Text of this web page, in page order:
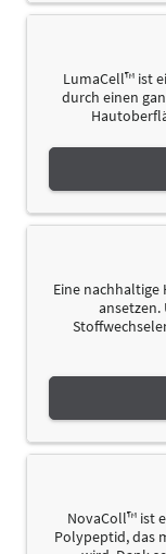
LumaCell™ ist
durch einen
Eine nachhaltige
NovaColl™ ist
Polypeptid, das